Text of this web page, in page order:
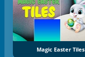
Magic Easter Tiles